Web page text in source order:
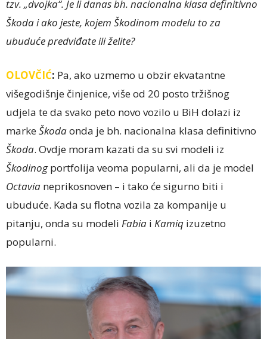
tzv. „dvojka“. Je li danas bh. nacionalna klasa definitivno
Škoda i ako jeste, kojem Škodinom modelu to za
ubuduće predviđate ili želite?
OLOVČIĆ: Pa, ako uzmemo u obzir ekvatantne
višegodišnje činjenice, više od 20 posto tržišnog
udjela te da svako peto novo vozilo u BiH dolazi iz
markeŠkodaonda je bh. nacionalna klasa definitivno
Škoda. Ovdje moram kazati da su svi modeli iz
Škodinogportfolija veoma popularni, ali da je model
Octavia neprikosnoven – i tako će sigurno biti i
ubuduće. Kada su flotna vozila za kompanije u
pitanju, onda su modeli Fabia i Kamiq izuzetno
popularni.